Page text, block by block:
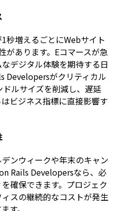
秒増えるごとにWebサイト
があります。Eコマースが急
デジタル体験を期待する日
Developersがクリティカル
ルサイズを削減し、遅延
ビジネス指標に直接影響す
ンウィークや年末のキャン
Rails Developersなら、必
確保できます。プロジェク
スの継続的なコストが発生